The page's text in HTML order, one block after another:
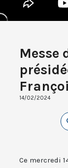
Messe
14/02/2024
Ce mercredi